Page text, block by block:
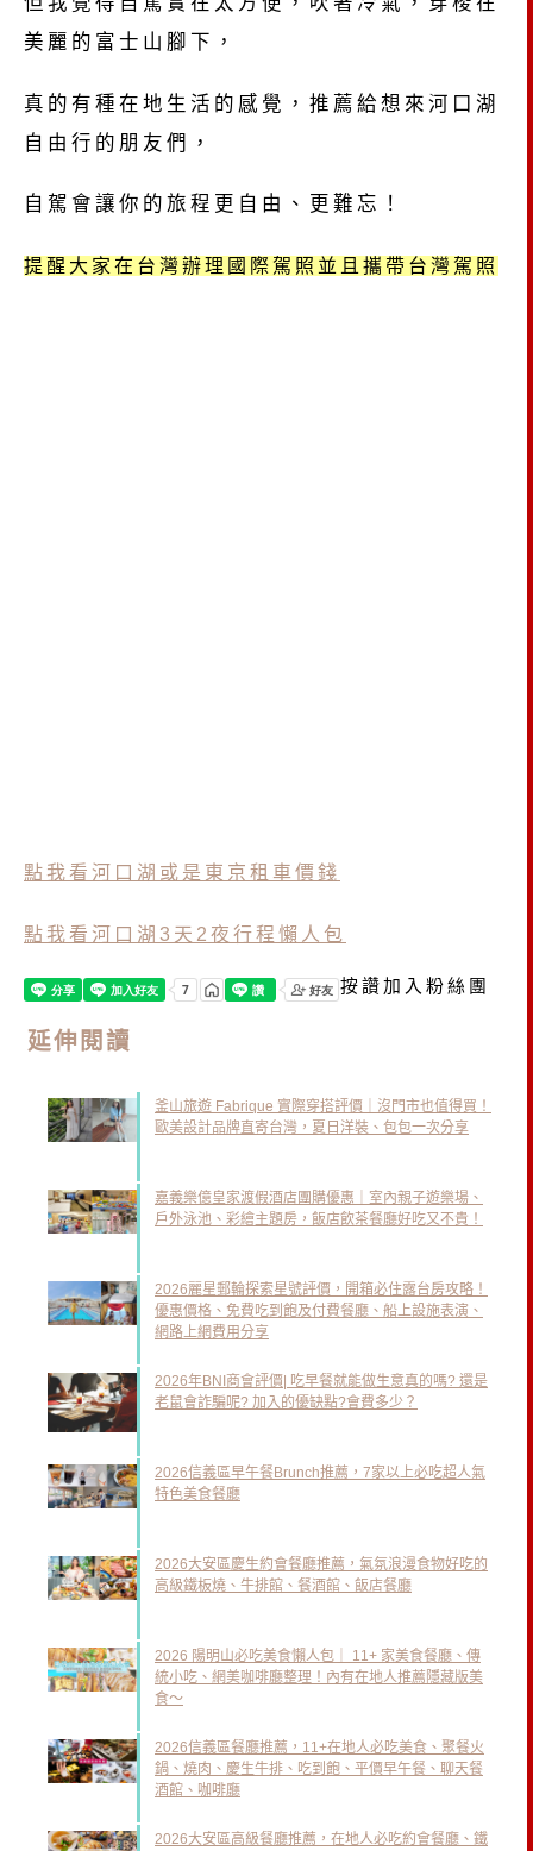
美麗的富士山腳下，
真的有種在地生活的感覺，推薦給想來河口湖
自由行的朋友們，
自駕會讓你的旅程更自由、更難忘！
提醒大家在台灣辦理國際駕照並且攜帶台灣駕照
點我看河口湖或是東京租車價錢
點我看河口湖3天2夜行程懶人包
按讚加入粉絲團
延伸閱讀
釜山旅遊 Fabrique 實際穿搭評價｜沒門市也值得買！
歐美設計品牌直寄台灣，夏日洋裝、包包一次分享
嘉義樂億皇家渡假酒店團購優惠｜室內親子遊樂場、
戶外泳池、彩繪主題房，飯店飲茶餐廳好吃又不貴！
2026麗星郵輪探索星號評價，開箱必住露台房攻略！
優惠價格、免費吃到飽及付費餐廳、船上設施表演、
網路上網費用分享
2026年BNI商會評價| 吃早餐就能做生意真的嗎? 還是
老鼠會詐騙呢? 加入的優缺點?會費多少？
2026信義區早午餐Brunch推薦，7家以上必吃超人氣
特色美食餐廳
2026大安區慶生約會餐廳推薦，氣氛浪漫食物好吃的
高級鐵板燒、牛排館、餐酒館、飯店餐廳
2026 陽明山必吃美食懶人包｜ 11+ 家美食餐廳、傳
統小吃、網美咖啡廳整理！內有在地人推薦隱藏版美
食～
2026信義區餐廳推薦，11+在地人必吃美食、聚餐火
鍋、燒肉、慶生牛排、吃到飽、平價早午餐、聊天餐
酒館、咖啡廳
2026大安區高級餐廳推薦，在地人必吃約會餐廳、鐵